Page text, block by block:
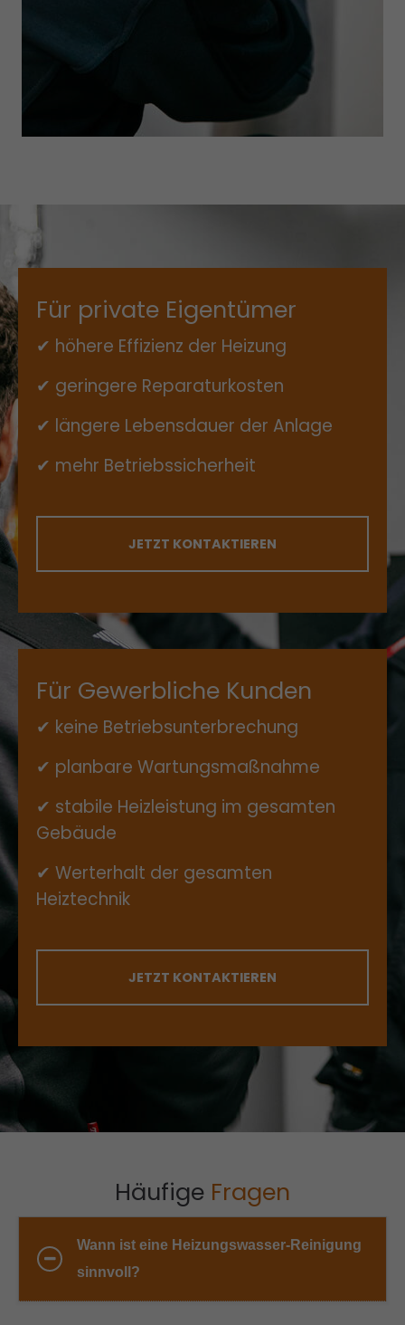
Für private Eigentümer
✔ höhere Effizienz der Heizung
✔ geringere Reparaturkosten
✔ längere Lebensdauer der Anlage
✔ mehr Betriebssicherheit
JETZT KONTAKTIEREN
Für Gewerbliche Kunden
✔ keine Betriebsunterbrechung
✔ planbare Wartungsmaßnahme
✔ stabile Heizleistung im gesamten
Gebäude
✔ Werterhalt der gesamten
Heiztechnik
JETZT KONTAKTIEREN
Häufige Fragen
Wann ist eine Heizungswasser-Reinigung
sinnvoll?